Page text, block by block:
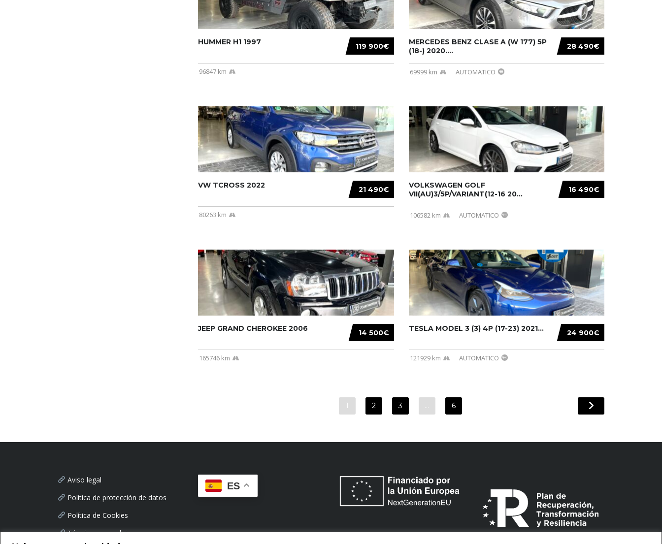
119 900€
HUMMER H1 1997
96847 km
28 490€
MERCEDES BENZ CLASE A (W 177) 5P
(18-) 2020....
69999 km AUTOMATICO
21 490€
VW TCROSS 2022
80263 km
16 490€
VOLKSWAGEN GOLF
VII(AU)3/5P/VARIANT(12-16 20...
106582 km AUTOMATICO
14 500€
JEEP GRAND CHEROKEE 2006
165746 km
24 900€
TESLA MODEL 3 (3) 4P (17-23) 2021...
121929 km AUTOMATICO
1 2 3 … 6
Aviso legal
Política de protección de datos
Política de Cookies
Términos y condiciones
ES